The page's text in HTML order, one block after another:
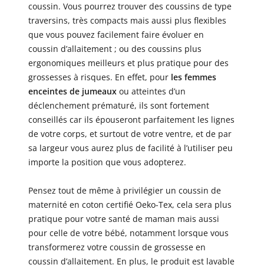
coussin. Vous pourrez trouver des coussins de type
traversins, très compacts mais aussi plus flexibles
que vous pouvez facilement faire évoluer en
coussin d’allaitement ; ou des coussins plus
ergonomiques meilleurs et plus pratique pour des
grossesses à risques. En effet, pour les femmes
enceintes de jumeaux ou atteintes d’un
déclenchement prématuré, ils sont fortement
conseillés car ils épouseront parfaitement les lignes
de votre corps, et surtout de votre ventre, et de par
sa largeur vous aurez plus de facilité à l’utiliser peu
importe la position que vous adopterez.
Pensez tout de même à privilégier un coussin de
maternité en coton certifié Oeko-Tex, cela sera plus
pratique pour votre santé de maman mais aussi
pour celle de votre bébé, notamment lorsque vous
transformerez votre coussin de grossesse en
coussin d’allaitement. En plus, le produit est lavable